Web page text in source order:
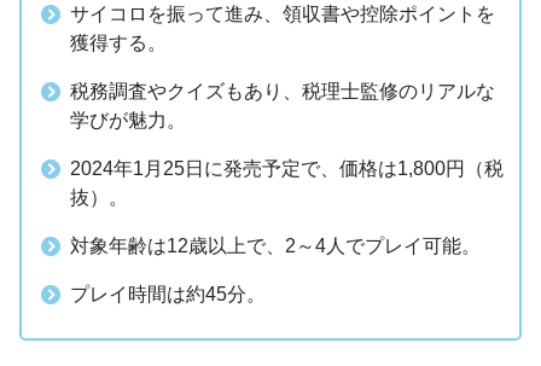
サイコロを振って進み、領収書や控除ポイントを
獲得する。
税務調査やクイズもあり、税理士監修のリアルな
学びが魅力。
2024年1月25日に発売予定で、価格は1,800円（税
抜）。
対象年齢は12歳以上で、2～4人でプレイ可能。
プレイ時間は約45分。